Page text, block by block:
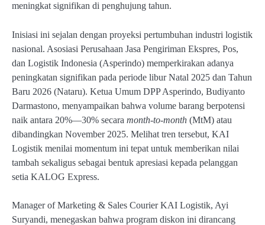
meningkat signifikan di penghujung tahun.
Inisiasi ini sejalan dengan proyeksi pertumbuhan industri logistik
nasional. Asosiasi Perusahaan Jasa Pengiriman Ekspres, Pos,
dan Logistik Indonesia (Asperindo) memperkirakan adanya
peningkatan signifikan pada periode libur Natal 2025 dan Tahun
Baru 2026 (Nataru). Ketua Umum DPP Asperindo, Budiyanto
Darmastono, menyampaikan bahwa volume barang berpotensi
naik antara 20%—30% secara month-to-month (MtM) atau
dibandingkan November 2025. Melihat tren tersebut, KAI
Logistik menilai momentum ini tepat untuk memberikan nilai
tambah sekaligus sebagai bentuk apresiasi kepada pelanggan
setia KALOG Express.
Manager of Marketing & Sales Courier KAI Logistik, Ayi
Suryandi, menegaskan bahwa program diskon ini dirancang